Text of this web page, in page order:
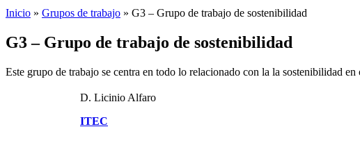
Inicio » Grupos de trabajo » G3 – Grupo de trabajo de sostenibilidad
G3 – Grupo de trabajo de sostenibilidad
Este grupo de trabajo se centra en todo lo relacionado con la la sostenibilidad
D. Licinio Alfaro
ITEC